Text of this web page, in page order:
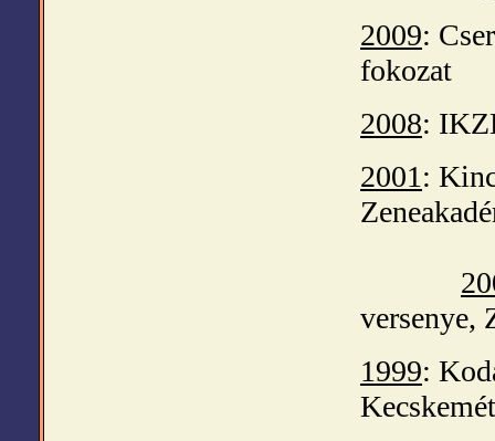
2009:
fokozat
2008:
2001 :
versenye,
1999: